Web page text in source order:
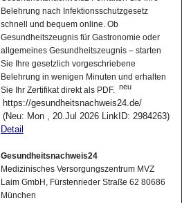
Belehrung nach Infektionsschutzgesetz
schnell und bequem online. Ob
Gesundheitszeugnis für Gastronomie oder
allgemeines Gesundheitszeugnis – starten
Sie Ihre gesetzlich vorgeschriebene
Belehrung in wenigen Minuten und erhalten
Sie Ihr Zertifikat direkt als PDF. neu
https://gesundheitsnachweis24.de/
(Neu: Mon , 20.Jul 2026 LinkID: 2984263)
Detail
Gesundheitsnachweis24
Medizinisches Versorgungszentrum MVZ
Laim GmbH, Fürstenrieder Straße 62 80686
München